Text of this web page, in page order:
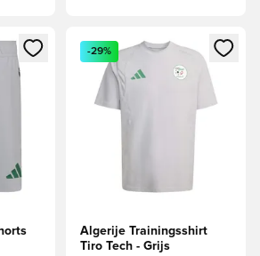
om in te loggen of je aan te melden als
Opent een venster om in te
-29%
Algerije Trainingsshirt
Tiro Tech - Grijs